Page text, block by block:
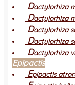
Dactylorhiza
Dactylorhiza
Dactylorhiza
Dactylorhiza
Dactylorhiza
Epipactis
Epipactis